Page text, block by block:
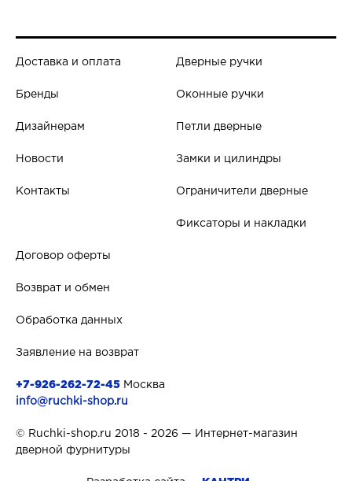
Доставка и оплата
Бренды
Дизайнерам
Новости
Контакты
Дверные ручки
Оконные ручки
Петли дверные
Замки и цилиндры
Ограничители дверные
Фиксаторы и накладки
Договор оферты
Возврат и обмен
Обработка данных
Заявление на возврат
+7-926-262-72-45 Москва
info@ruchki-shop.ru
© Ruchki-shop.ru 2018 - 2026 — Интернет-магазин
дверной фурнитуры